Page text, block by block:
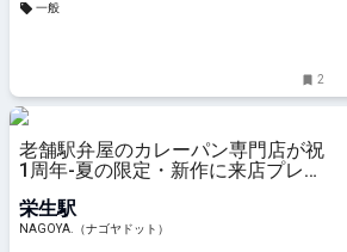
一般
2
老舗駅弁屋のカレーパン専門店が祝
1周年-夏の限定・新作に来店プレゼ
栄生駅
NAGOYA.（ナゴヤドット）